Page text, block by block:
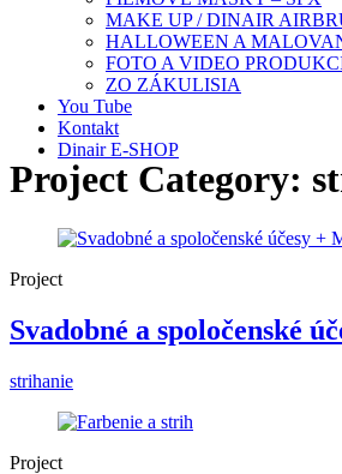
MAKE UP / DINAIR
HALLOWEEN A
FOTO A VIDEO
ZO ZÁKULISIA
You Tube
Kontakt
Dinair E-SHOP
Project Category:
Project
Svadobné a spoločenské
strihanie
Project